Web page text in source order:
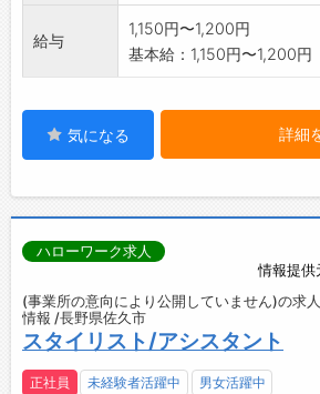
給与
1,150円〜1,200円
基本給：1,150円〜1,200円
気になる 詳細
情報提供
ハローワーク求人
(事業所の意向により公開していません)の求人
情報 /長野県佐久市
スタイリスト/アシスタント
正社員 未経験者活躍中 男女活躍中